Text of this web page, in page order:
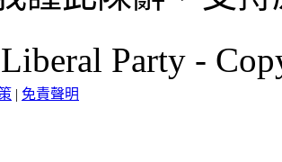
Party -
| 免責聲明